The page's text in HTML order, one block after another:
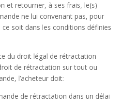
et retourner, à ses frais, le(s)
ne lui convenant pas, pour
ce soit dans les conditions définies
du droit légal de rétractation
de rétractation sur tout ou
l’acheteur doit:
de rétractation dans un délai